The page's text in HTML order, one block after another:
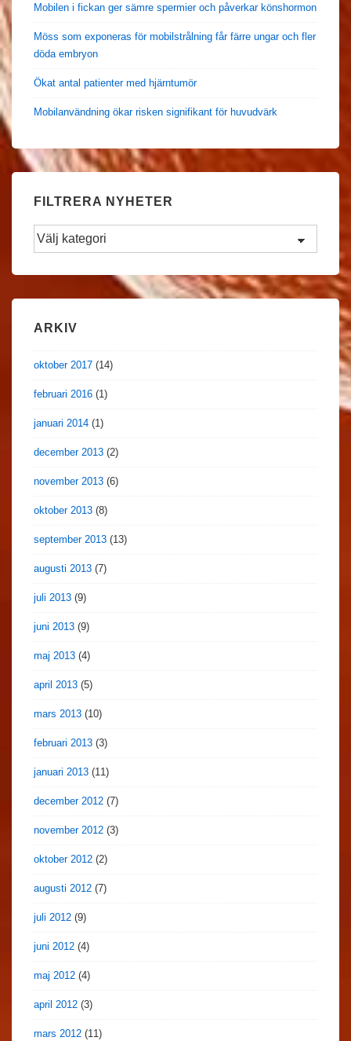
Mobilen i fickan ger sämre spermier och påverkar könshormon
Möss som exponeras för mobilstrålning får färre ungar och fler
döda embryon
Ökat antal patienter med hjärntumör
Mobilanvändning ökar risken signifikant för huvudvärk
FILTRERA NYHETER
Filtrera
Nyheter
ARKIV
oktober 2017 (14)
februari 2016 (1)
januari 2014 (1)
december 2013 (2)
november 2013 (6)
oktober 2013 (8)
september 2013 (13)
augusti 2013 (7)
juli 2013 (9)
juni 2013 (9)
maj 2013 (4)
april 2013 (5)
mars 2013 (10)
februari 2013 (3)
januari 2013 (11)
december 2012 (7)
november 2012 (3)
oktober 2012 (2)
augusti 2012 (7)
juli 2012 (9)
juni 2012 (4)
maj 2012 (4)
april 2012 (3)
mars 2012 (11)